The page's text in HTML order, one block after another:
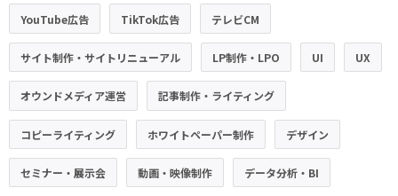
YouTube広告 TikTok広告 テレビCM
サイト制作・サイトリニューアル LP制作・LPO UI UX
オウンドメディア運営 記事制作・ライティング
コピーライティング ホワイトペーパー制作 デザイン
セミナー・展示会 動画・映像制作 データ分析・BI